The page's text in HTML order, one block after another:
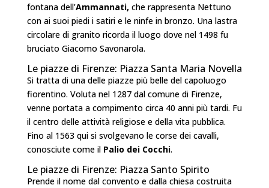
fontana dell’Ammannati, che rappresenta Nettuno
con ai suoi piedi i satiri e le ninfe in bronzo. Una lastra
circolare di granito ricorda il luogo dove nel 1498 fu
bruciato Giacomo Savonarola.
Le piazze di Firenze: Piazza Santa Maria Novella
Si tratta di una delle piazze più belle del capoluogo
fiorentino. Voluta nel 1287 dal comune di Firenze,
venne portata a compimento circa 40 anni più tardi. Fu
il centro delle attività religiose e della vita pubblica.
Fino al 1563 qui si svolgevano le corse dei cavalli,
conosciute come il Palio dei Cocchi.
Le piazze di Firenze: Piazza Santo Spirito
Prende il nome dal convento e dalla chiesa costruita